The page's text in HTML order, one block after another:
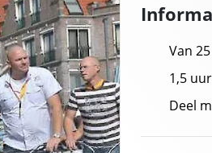
Van
1,5 uur
Deel